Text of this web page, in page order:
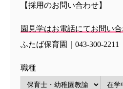
【採用のお問い合わせ】
園見学はお電話にてお問い合
ふたば保育園｜043-300-2211
職種